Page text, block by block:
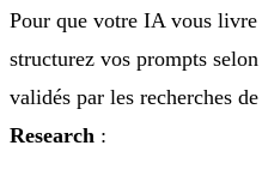
Pour que votre IA vous livre
structurez vos prompts selon
validés par les recherches de
Research :